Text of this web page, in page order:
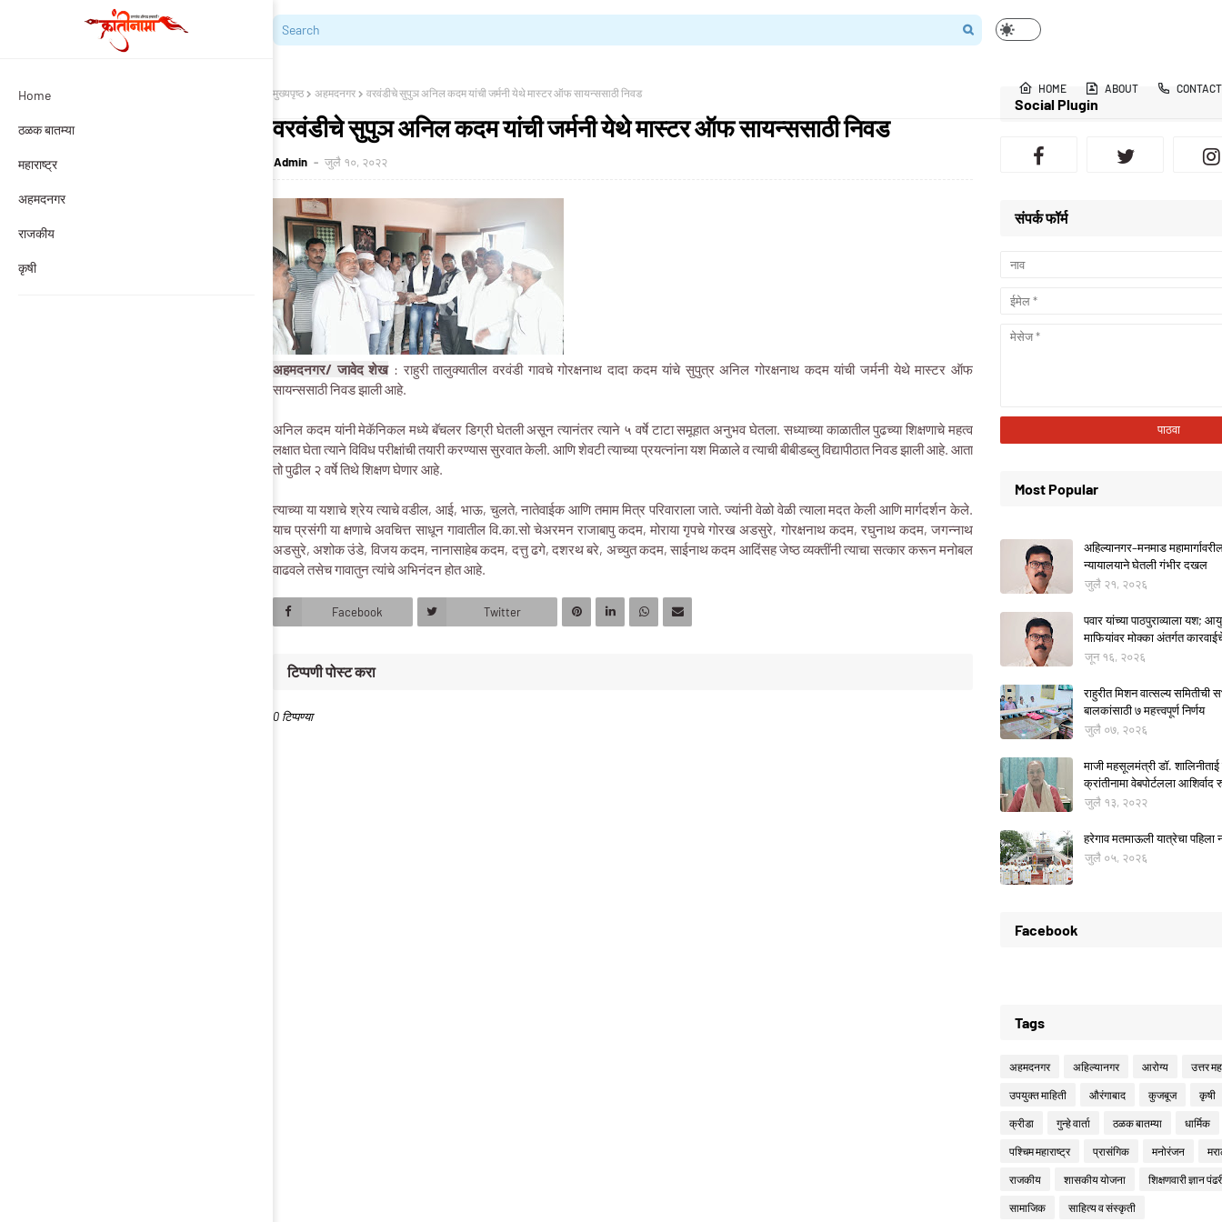
Home
ठळक बातम्या
महाराष्ट्र
अहमदनगर
राजकीय
कृषी
HOME ABOUT CONTACT
मुख्यपृष्ठ अहमदनगर वरवंडीचे सुपुञ अनिल कदम यांची जर्मनी येथे मास्टर ऑफ सायन्ससाठी निवड
वरवंडीचे सुपुञ अनिल कदम यांची जर्मनी येथे मास्टर ऑफ सायन्ससाठी निवड
Admin जुलै १०, २०२२
अहमदनगर/ जावेद शेख: राहुरी तालुक्यातील वरवंडी गावचे गोरक्षनाथ दादा कदम यांचे सुपुत्र अनिल गोरक्षनाथ कदम यांची जर्मनी येथे मास्टर ऑफ
सायन्ससाठी निवड झाली आहे.
अनिल कदम यांनी मेकॅनिकल मध्ये बॅचलर डिग्री घेतली असून त्यानंतर त्याने ५ वर्षे टाटा समूहात अनुभव घेतला. सध्याच्या काळातील पुढच्या शिक्षणाचे महत्व
लक्षात घेता त्याने विविध परीक्षांची तयारी करण्यास सुरवात केली. आणि शेवटी त्याच्या प्रयत्नांना यश मिळाले व त्याची बीबीडब्लु विद्यापीठात निवड झाली आहे. आता
तो पुढील २ वर्षे तिथे शिक्षण घेणार आहे.
त्याच्या या यशाचे श्रेय त्याचे वडील, आई, भाऊ, चुलते, नातेवाईक आणि तमाम मित्र परिवाराला जाते. ज्यांनी वेळो वेळी त्याला मदत केली आणि मार्गदर्शन केले.
याच प्रसंगी या क्षणाचे अवचित्त साधून गावातील वि.का.सो चेअरमन राजाबापु कदम, मोराया गृपचे गोरख अडसुरे, गोरक्षनाथ कदम, रघुनाथ कदम, जगन्नाथ
अडसुरे, अशोक उंडे, विजय कदम, नानासाहेब कदम, दत्तु ढगे, दशरथ बरे, अच्युत कदम, साईनाथ कदम आदिंसह जेष्ठ व्यक्तींनी त्याचा सत्कार करून मनोबल
वाढवले तसेच गावातुन त्यांचे अभिनंदन होत आहे.
Facebook Twitter
टिप्पणी पोस्ट करा
0 टिप्पण्या
Social Plugin
संपर्क फॉर्म
Most Popular
अहिल्यानगर–मनमाड
न्यायालयाने घेतली गंभीर दखल
जुलै २१, २०२६
पवार यांच्या पाठपुराव्याला यश;
माफियांवर मोक्का अंतर्गत
जून १६, २०२६
राहुरीत मिशन वात्सल्य समितीची
बालकांसाठी ७ महत्त्वपूर्ण निर्णय
जुलै ०७, २०२६
माजी महसूलमंत्री डॉ.
क्रांतीनामा वेबपोर्टलला आशिर्वाद
जुलै १३, २०२२
हरेगाव मतमाऊली यात्रेचा पहिला
जुलै ०५, २०२६
Facebook
Tags
अहमदनगर अहिल्यानगर आरोग्य उत्तर
उपयुक्त माहिती औरंगाबाद कुजबूज कृषी
क्रीडा गुन्हे वार्ता ठळक बातम्या धार्मिक
पश्चिम महाराष्ट्र प्रासंगिक मनोरंजन
राजकीय शासकीय योजना शिक्षणवारी ज्ञान
सामाजिक साहित्य व संस्कृती